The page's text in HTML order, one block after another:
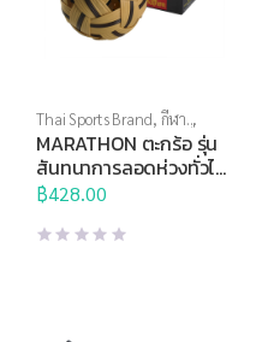
Thai Sports Brand, กีฬา
ประเภททีม ,ตะกร้อ,บอลอื่นๆ
MARATHON ตะกร้อ รุ่น
สันทนาการลอดห่วงทั่วไป
MT301
฿428.00